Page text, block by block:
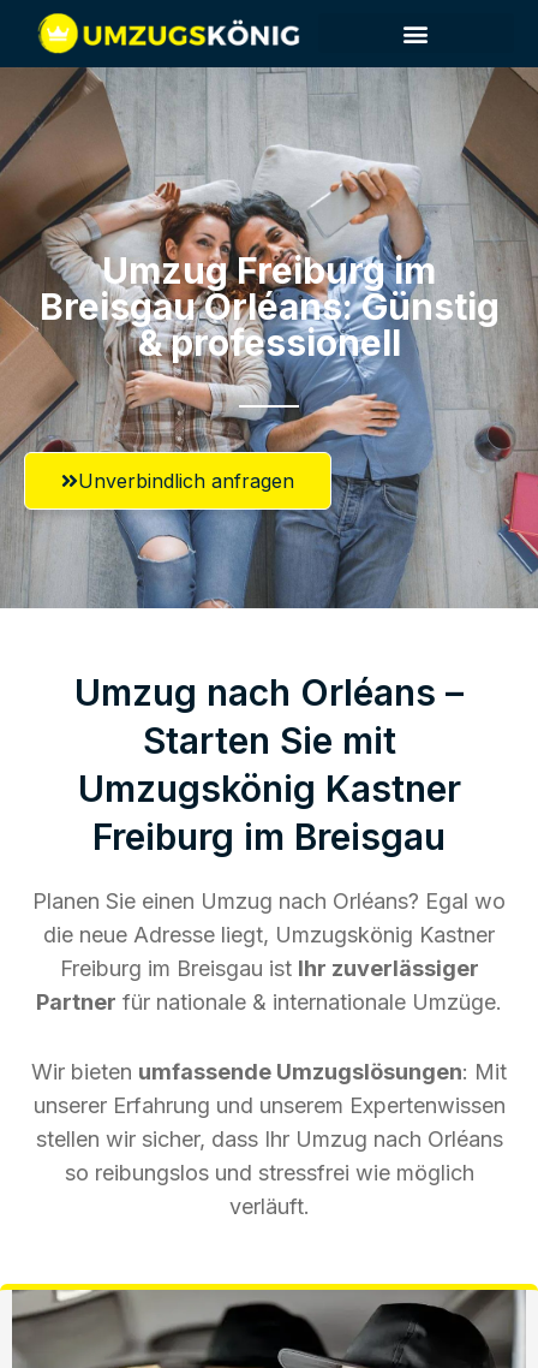
Umzug Freiburg im
Breisgau​ Orléans: Günstig
& professionell​
Unverbindlich anfragen
Umzug nach Orléans –
Starten Sie mit
Umzugskönig Kastner
Freiburg im Breisgau
Planen Sie einen Umzug nach Orléans? Egal wo
die neue Adresse liegt, Umzugskönig Kastner
Freiburg im Breisgau ist Ihr zuverlässiger
Partner für nationale & internationale Umzüge.
Wir bieten umfassende Umzugslösungen: Mit
unserer Erfahrung und unserem Expertenwissen
stellen wir sicher, dass Ihr Umzug nach Orléans
so reibungslos und stressfrei wie möglich
verläuft.